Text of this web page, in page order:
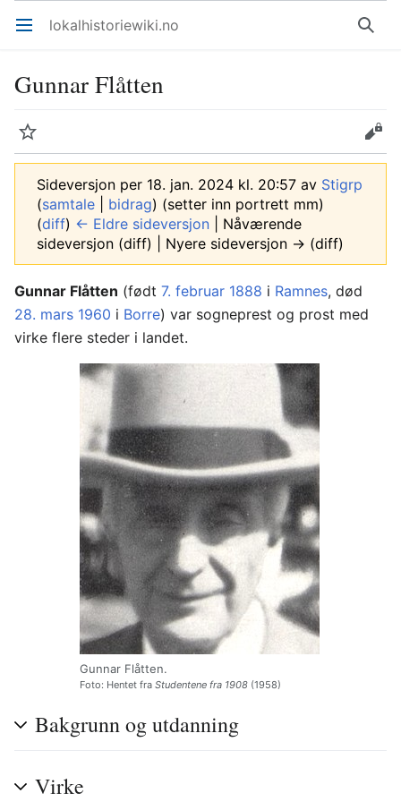
Åpne hovedmenyen lokalhistoriewiki.no Søk
Gunnar Flåtten
Overvåk Rediger
Sideversjon per 18. jan. 2024 kl. 20:57 av Stigrp
(samtale bidrag) (setter inn portrett mm)
(diff) ← Eldre sideversjon | Nåværende
sideversjon (diff) | Nyere sideversjon → (diff)
Gunnar Flåtten (født 7. februar 1888 i Ramnes, død
28. mars 1960 i Borre) var sogneprest og prost med
virke flere steder i landet.
Gunnar Flåtten.
Foto: Hentet fra Studentene fra 1908 (1958)
Bakgrunn og utdanning
Virke